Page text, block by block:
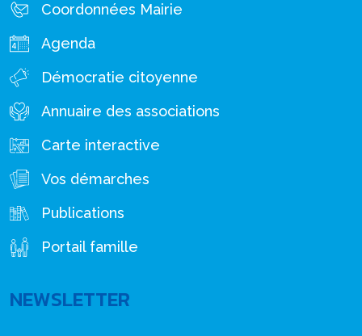
Coordonnées Mairie
Agenda
Démocratie citoyenne
Annuaire des associations
Carte interactive
Vos démarches
Publications
Portail famille
NEWSLETTER